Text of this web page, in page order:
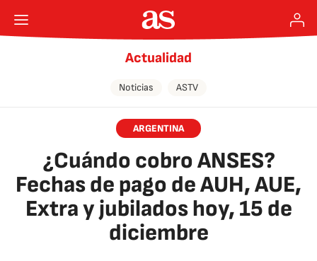
Actualidad
Noticias ASTV
ARGENTINA
¿Cuándo cobro ANSES?
Fechas de pago de AUH, AUE,
Extra y jubilados hoy, 15 de
diciembre